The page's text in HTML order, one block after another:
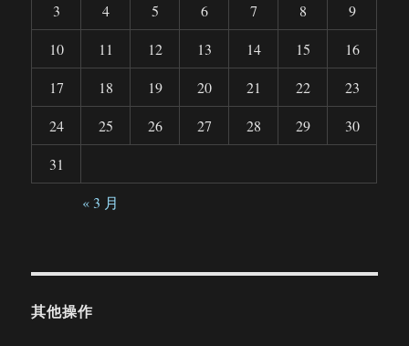
3
4 5 6 7 8
9
10
11 12 13 14 15
16
17
18 19 20 21 22
23
24
25 26 27 28 29
30
31
« 3 月
其他操作